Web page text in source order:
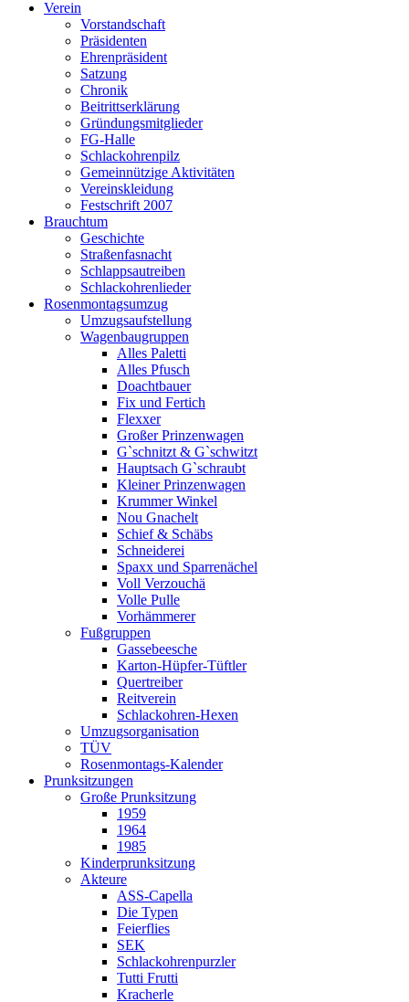
Verein
Vorstandschaft
Präsidenten
Ehrenpräsident
Satzung
Chronik
Beitrittserklärung
Gründungsmitglieder
FG-Halle
Schlackohrenpilz
Gemeinnützige Aktivitäten
Vereinskleidung
Festschrift 2007
Brauchtum
Geschichte
Straßenfasnacht
Schlappsautreiben
Schlackohrenlieder
Rosenmontagsumzug
Umzugsaufstellung
Wagenbaugruppen
Alles Paletti
Alles Pfusch
Doachtbauer
Fix und Fertich
Flexxer
Großer Prinzenwagen
Gˋschnitzt & Gˋschwitzt
Hauptsach G`schraubt
Kleiner Prinzenwagen
Krummer Winkel
Nou Gnachelt
Schief & Schäbs
Schneiderei
Spaxx und Sparrenächel
Voll Verzouchä
Volle Pulle
Vorhämmerer
Fußgruppen
Gassebeesche
Karton-Hüpfer-Tüftler
Quertreiber
Reitverein
Schlackohren-Hexen
Umzugsorganisation
TÜV
Rosenmontags-Kalender
Prunksitzungen
Große Prunksitzung
1959
1964
1985
Kinderprunksitzung
Akteure
ASS-Capella
Die Typen
Feierflies
SEK
Schlackohrenpurzler
Tutti Frutti
Kracherle